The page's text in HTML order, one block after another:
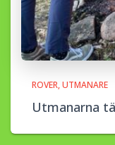
ROVER UTMANARE
Utmanarna